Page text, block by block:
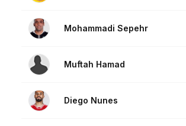
Mohammadi Sepehr
Muftah Hamad
Diego Nunes